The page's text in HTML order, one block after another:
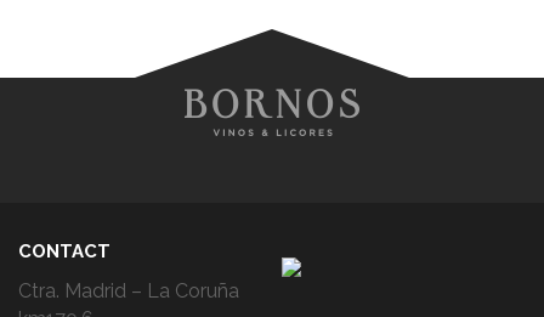
CONTACT
Ctra. Madrid – La Coruña